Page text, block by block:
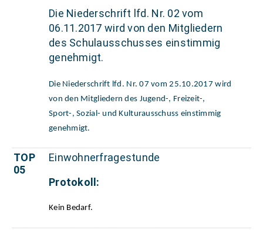
Die Niederschrift lfd. Nr. 02 vom
06.11.2017 wird von den Mitgliedern
des Schulausschusses einstimmig
genehmigt.
Die Niederschrift lfd. Nr. 07 vom 25.10.2017 wird
von den Mitgliedern des Jugend-, Freizeit-,
Sport-, Sozial- und Kulturausschuss einstimmig
genehmigt.
TOP
05
Einwohnerfragestunde
Protokoll:
Kein Bedarf.